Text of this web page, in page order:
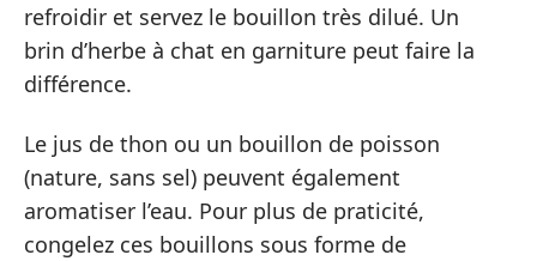
refroidir et servez le bouillon très dilué. Un
brin d’herbe à chat en garniture peut faire la
différence.
Le jus de thon ou un bouillon de poisson
(nature, sans sel) peuvent également
aromatiser l’eau. Pour plus de praticité,
congelez ces bouillons sous forme de